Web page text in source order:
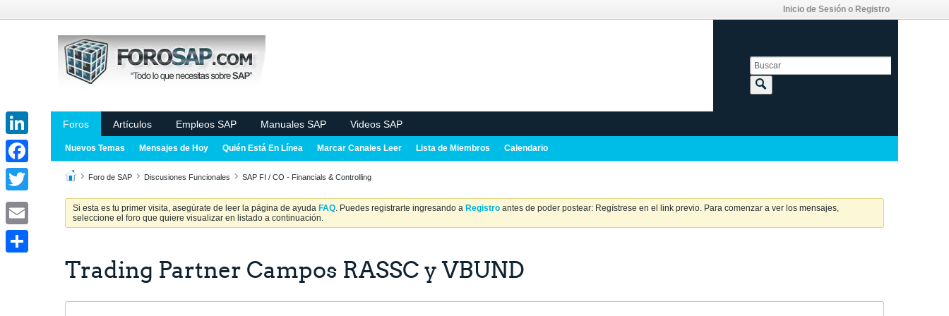
Inicio de Sesión o Registro
Foros Artículos Empleos SAP Manuales SAP Videos SAP
Nuevos Temas Mensajes de Hoy Quién Está En Línea Marcar Canales Leer Lista de Miembros Calendario
Foro de SAP Discusiones Funcionales SAP FI / CO - Financials & Controlling
Si esta es tu primer visita, asegúrate de leer la página de ayuda FAQ. Puedes registrarte ingresando a Registro antes de poder postear: Regístrese en el link previo. Para comenzar a ver los mensajes,
seleccione el foro que quiere visualizar en listado a continuación.
Trading Partner Campos RASSC y VBUND
LinkedIn
Facebook
Twitter
Email